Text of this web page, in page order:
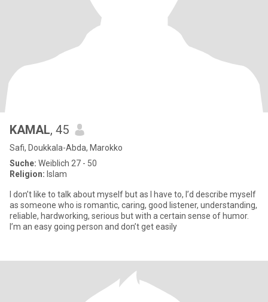
KAMAL, 45
Safi, Doukkala-Abda, Marokko
Suche: Weiblich 27 - 50
Religion: Islam
I don’t like to talk about myself but as I have to, I’d describe myself
as someone who is romantic, caring, good listener, understanding,
reliable, hardworking, serious but with a certain sense of humor.
I’m an easy going person and don’t get easily